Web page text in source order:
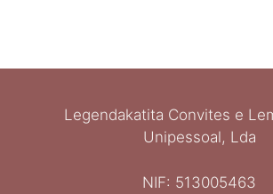
Legendakatita Convites e
Unipessoal, Lda
NIF: 513005463